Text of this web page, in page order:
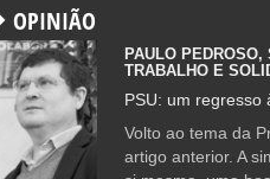
OPINIÃO
PAULO
TRABALHO E
PSU: um regresso
Volto ao tema da
artigo anterior. A